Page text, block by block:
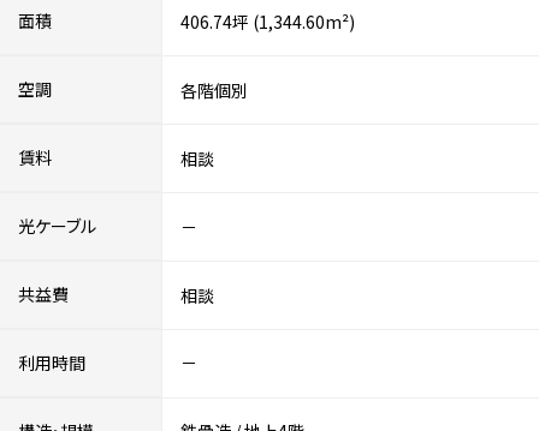
面積 406.74坪 (1,344.60m²)
空調 各階個別
賃料 相談
光ケーブル －
共益費 相談
利用時間 －